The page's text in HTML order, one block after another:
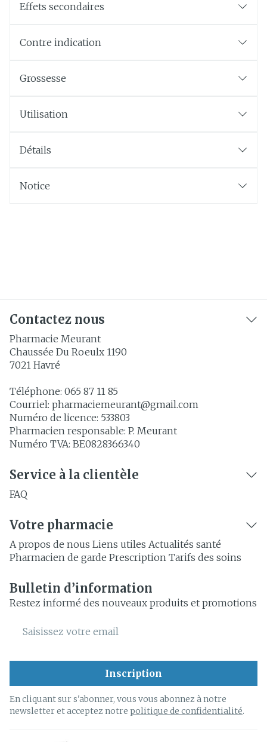
Effets secondaires
Contre indication
Grossesse
Utilisation
Détails
Notice
Contactez nous
Pharmacie Meurant
Chaussée Du Roeulx 1190
7021 Havré
Téléphone: 065 87 11 85
Courriel: pharmaciemeurant@gmail.com
Numéro de licence: 533803
Pharmacien responsable: P. Meurant
Numéro TVA: BE0828366340
Service à la clientèle
FAQ
Votre pharmacie
A propos de nous Liens utiles Actualités santé
Pharmacien de garde Prescription Tarifs des soins
Bulletin d’information
Restez informé des nouveaux produits et promotions
Adresse mail
Inscription
En cliquant sur s'abonner, vous vous abonnez à notre
newsletter et acceptez notre politique de confidentialité.